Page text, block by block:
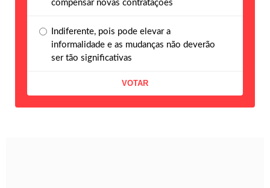
compensar novas contratações
Indiferente, pois pode elevar a
informalidade e as mudanças não deverão
ser tão significativas